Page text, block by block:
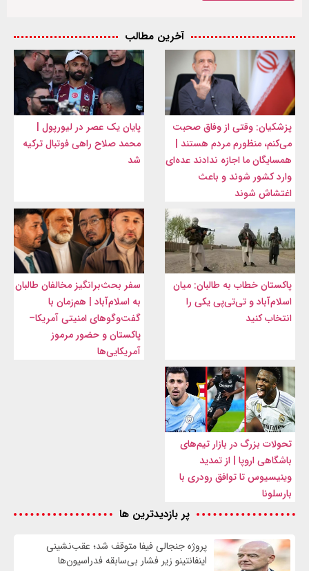
آخرین مطالب
پزشکیان: وقتی از وفاق صحبت
می‌کنم، منظورم مردم هستند |
همسایگان ما اجازه ندادند عده‌ای
وارد کشور شوند و باعث
اغتشاش شوند
پایان یک عصر در لیورپول |
محمد صلاح راهی فوتبال ترکیه
شد
پاکستان خطاب به طالبان: میان
اسلام‌آباد و تی‌تی‌پی یکی را
انتخاب کنید
سفر بحث‌برانگیز مخالفان طالبان
به اسلام‌آباد | هم‌زمان با
گفت‌وگوهای امنیتی آمریکا–
پاکستان و حضور مرموز
آمریکایی‌ها
تحولات بزرگ در بازار تیم‌های
باشگاهی اروپا | از تمدید
وینیسیوس تا توافق رودری با
بارسلونا
پر بازدیدترین ها
پروژه جنجالی فیفا متوقف شد؛ عقب‌نشینی
اینفانتینو زیر فشار بی‌سابقه فدراسیون‌ها